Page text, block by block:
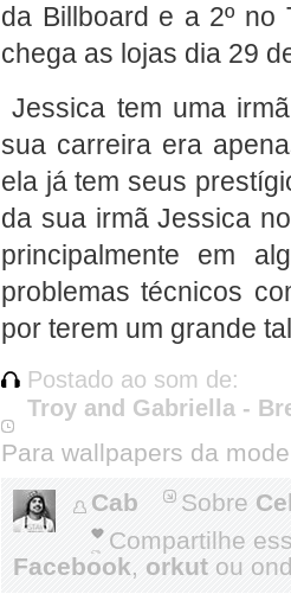
da Billboard e a 2º no
chega as lojas dia 29
Jessica tem uma
sua carreira era
ela já tem seus
da sua irmã Jessica
principalmente em
problemas técnicos
por terem um grande
Postado ao som de:
Troy and Gabriella -
Para wallpapers da
Cab
Sobre
Compartilhe
Facebook, orkut ou